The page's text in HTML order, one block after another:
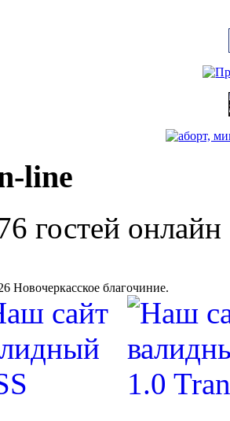
line
гостей онлайн
Новочеркасское благочиние.